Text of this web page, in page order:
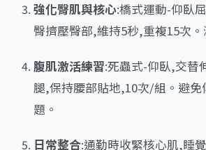
強化臀肌與核心:橋式運動-仰臥
臀擠壓臀部,維持5秒,重複15次。
腹肌激活練習:死蟲式-仰臥,交替
腿,保持腰部貼地,10次/組。避免
題。
日常整合:通勤時收緊核心肌,睡